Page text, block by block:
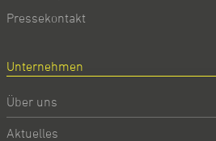
Pressekontakt
Unternehmen
Über uns
Aktuelles